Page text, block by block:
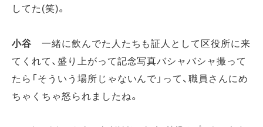
してた(笑)。
小谷 一緒に飲んでた人たちも証人として区役所に来
てくれて、盛り上がって記念写真バシャバシャ撮って
たら「そういう場所じゃないんで」って、職員さんにめ
ちゃくちゃ怒られましたね。